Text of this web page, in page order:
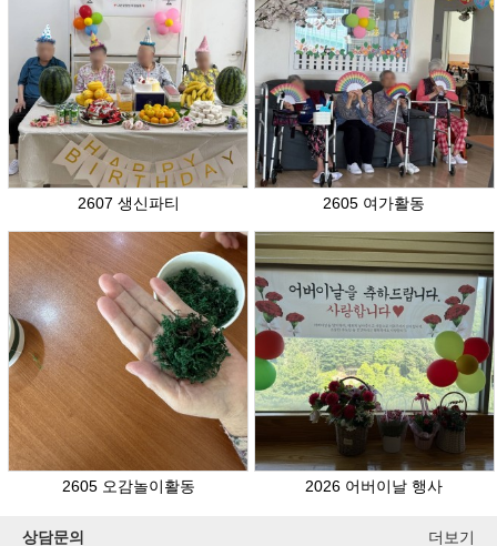
2607 생신파티 2605 여가활동
2605 오감놀이활동 2026 어버이날 행사
상담문의 더보기